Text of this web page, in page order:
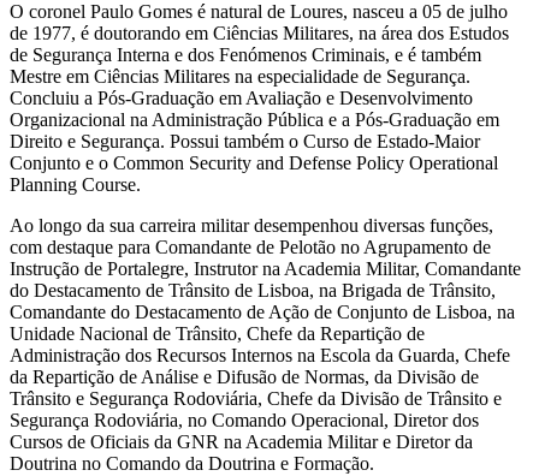
O coronel Paulo Gomes é natural de Loures, nasceu a 05 de julho
de 1977, é doutorando em Ciências Militares, na área dos Estudos
de Segurança Interna e dos Fenómenos Criminais, e é também
Mestre em Ciências Militares na especialidade de Segurança.
Concluiu a Pós-Graduação em Avaliação e Desenvolvimento
Organizacional na Administração Pública e a Pós-Graduação em
Direito e Segurança. Possui também o Curso de Estado-Maior
Conjunto e o Common Security and Defense Policy Operational
Planning Course.
Ao longo da sua carreira militar desempenhou diversas funções,
com destaque para Comandante de Pelotão no Agrupamento de
Instrução de Portalegre, Instrutor na Academia Militar, Comandante
do Destacamento de Trânsito de Lisboa, na Brigada de Trânsito,
Comandante do Destacamento de Ação de Conjunto de Lisboa, na
Unidade Nacional de Trânsito, Chefe da Repartição de
Administração dos Recursos Internos na Escola da Guarda, Chefe
da Repartição de Análise e Difusão de Normas, da Divisão de
Trânsito e Segurança Rodoviária, Chefe da Divisão de Trânsito e
Segurança Rodoviária, no Comando Operacional, Diretor dos
Cursos de Oficiais da GNR na Academia Militar e Diretor da
Doutrina no Comando da Doutrina e Formação.